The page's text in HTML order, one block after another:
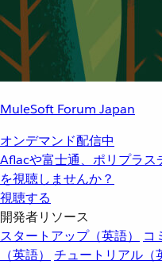
MuleSoft Forum Japan
オンデマンド配信中
Aflacや富士通、ポリプラス
を視聴しませんか？
視聴する
開発者リソース
スタートアップ（英語）
コ
（英語）
チュートリアル（